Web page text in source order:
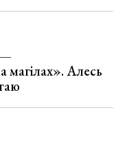
—
магілах». Алесь